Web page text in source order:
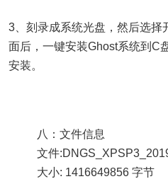
3、刻录成系统光盘，然后选择
面后，一键安装Ghost系统到C
安装。
八：文件信息
文件
大小: 1416649856 字节